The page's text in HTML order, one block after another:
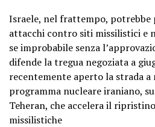
Israele, nel frattempo, potrebbe
attacchi contro siti missilistici e
se improbabile senza
difende la tregua negoziata a
recentemente aperto la strada
programma nucleare iraniano,
Teheran, che accelera il
missilistiche